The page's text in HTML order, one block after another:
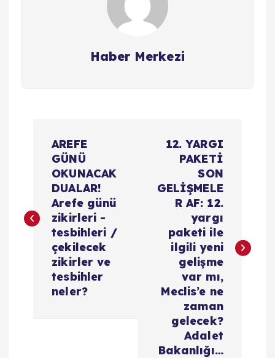
Haber Merkezi
ı
AREFE
GÜNÜ
OKUNACAK
DUALAR!
Arefe günü
zikirleri -
tesbihleri /
çekilecek
zikirler ve
tesbihler
neler?
12. YARGI
PAKETİ
SON
GELİŞMELE
R AF: 12.
yargı
paketi ile
ilgili yeni
gelişme
var mı,
Meclis’e ne
zaman
gelecek?
Adalet
Bakanlığı…